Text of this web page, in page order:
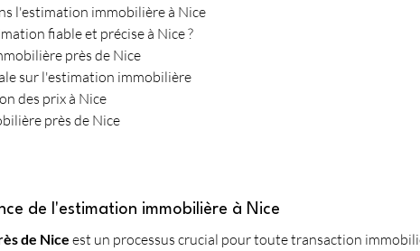
l'estimation immobilière à Nice
fiable et précise à Nice ?
près de Nice
sur l'estimation immobilière
des prix à Nice
près de Nice
de l'estimation immobilière à Nice
de Nice est un processus crucial pour toute transaction